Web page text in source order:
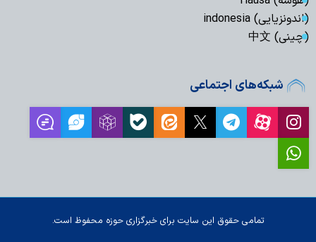
(اندونزیایی) indonesia
(چینی) 中文
شبکه‌های اجتماعی
تمامی حقوق این سایت برای خبرگزاری حوزه محفوظ است.